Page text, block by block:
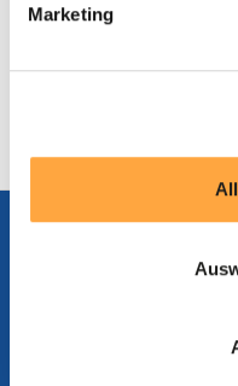
Marketing
Abonnieren Sie
Informationen zu